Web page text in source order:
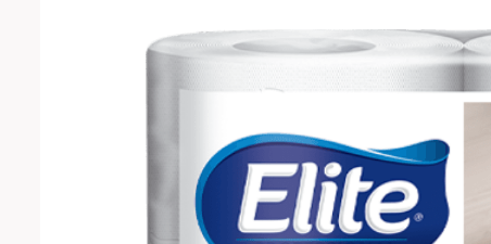
5.
guantes
cabo
8
escobillon
9.
jabon liquido
10. mopa